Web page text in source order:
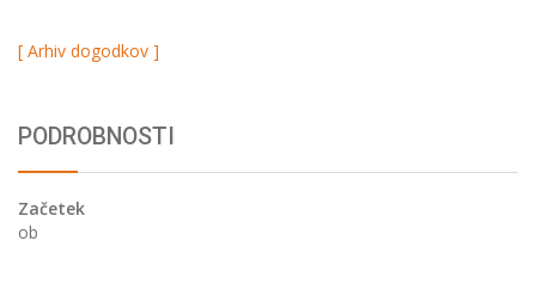
[ Arhiv dogodkov ]
PODROBNOSTI
Začetek
ob